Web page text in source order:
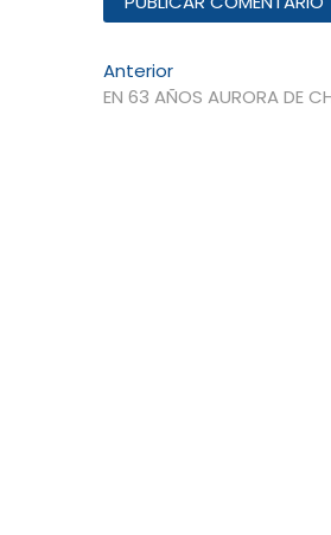
Navegación
de
AnteriorEntrada
anterior:
EN 63 AÑOS AURORA DE